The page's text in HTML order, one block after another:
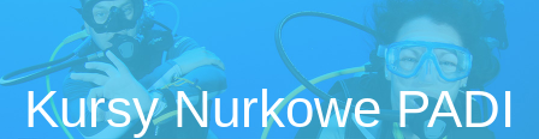
Kursy Nurkowe PADI